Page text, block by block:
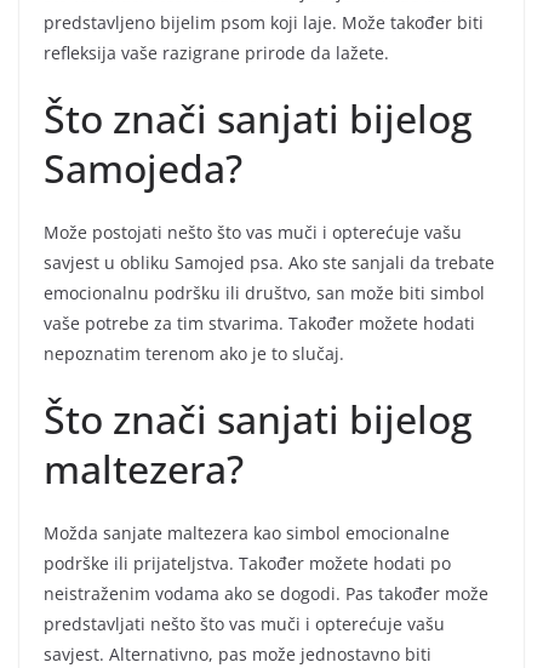
predstavljeno bijelim psom koji laje. Može također biti
refleksija vaše razigrane prirode da lažete.
Što znači sanjati bijelog
Samojeda?
Može postojati nešto što vas muči i opterećuje vašu
savjest u obliku Samojed psa. Ako ste sanjali da trebate
emocionalnu podršku ili društvo, san može biti simbol
vaše potrebe za tim stvarima. Također možete hodati
nepoznatim terenom ako je to slučaj.
Što znači sanjati bijelog
maltezera?
Možda sanjate maltezera kao simbol emocionalne
podrške ili prijateljstva. Također možete hodati po
neistraženim vodama ako se dogodi. Pas također može
predstavljati nešto što vas muči i opterećuje vašu
savjest. Alternativno, pas može jednostavno biti